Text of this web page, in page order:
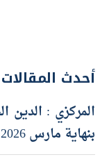
أحدث المقالات
بنهاية مارس 2026